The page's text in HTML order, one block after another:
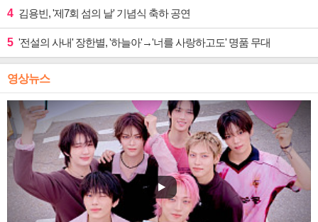
4 김용빈, '제7회 섬의 날' 기념식 축하 공연
5 '전설의 사내' 장한별, '하늘아'→'너를 사랑하고도' 명품 무대
영상뉴스